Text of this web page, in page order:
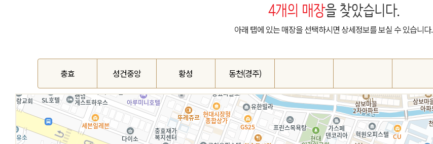
4개의 매장을 찾았습니다.
아래 탭에 있는 매장을 선택하시면 상세정보를 보실 수 있습니다.
충효 성건중앙 황성 동천(경주)